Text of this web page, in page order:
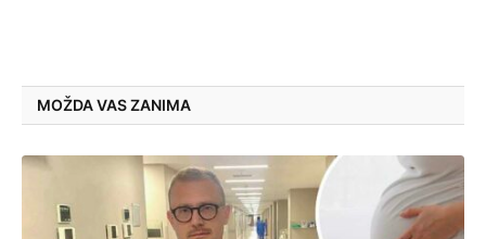
MOŽDA VAS ZANIMA